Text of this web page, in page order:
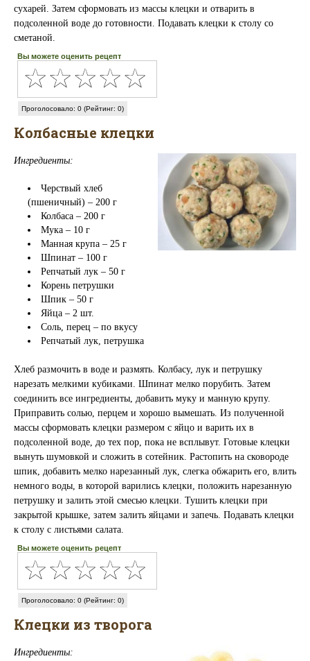
сухарей. Затем сформовать из массы клецки и отварить в
подсоленной воде до готовности. Подавать клецки к столу со
сметаной.
Вы можете оценить рецепт
Проголосовало: 0 (Рейтинг: 0)
Колбасные клецки
Ингредиенты:
Черствый хлеб
(пшеничный) – 200 г
Колбаса – 200 г
Мука – 10 г
Манная крупа – 25 г
Шпинат – 100 г
Репчатый лук – 50 г
Корень петрушки
Шпик – 50 г
Яйца – 2 шт.
Соль, перец – по вкусу
Репчатый лук, петрушка
Хлеб размочить в воде и размять. Колбасу, лук и петрушку
нарезать мелкими кубиками. Шпинат мелко порубить. Затем
соединить все ингредиенты, добавить муку и манную крупу.
Приправить солью, перцем и хорошо вымешать. Из полученной
массы сформовать клецки размером с яйцо и варить их в
подсоленной воде, до тех пор, пока не всплывут. Готовые клецки
вынуть шумовкой и сложить в сотейник. Растопить на сковороде
шпик, добавить мелко нарезанный лук, слегка обжарить его, влить
немного воды, в которой варились клецки, положить нарезанную
петрушку и залить этой смесью клецки. Тушить клецки при
закрытой крышке, затем залить яйцами и запечь. Подавать клецки
к столу с листьями салата.
Вы можете оценить рецепт
Проголосовало: 0 (Рейтинг: 0)
Клецки из творога
Ингредиенты: